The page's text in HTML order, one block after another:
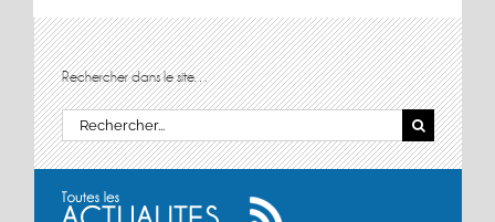
Rechercher dans le site…
Rechercher: